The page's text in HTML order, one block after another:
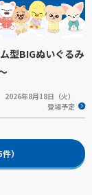
型BIGぬいぐるみ
2026年8月18日（火）
登場予定
）